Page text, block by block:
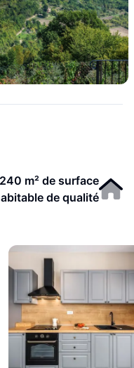
240 m² de surface
de qualité